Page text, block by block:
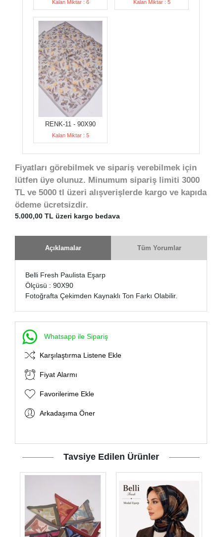
Kalan Miktar : 6 Kalan Miktar : 5
RENK-11 - 90X90
Kalan Miktar : 5
Fiyatları görebilmek ve sipariş verebilmek için
lütfen üye olunuz. Minumum sipariş limiti 3000
TL ve 5000 tl üzeri alışverişlerde kargo ve kapıda
ödeme ücretsizdir.
5.000,00 TL üzeri kargo bedava
Açıklamalar Tüm Yorumlar
Belli Fresh Paulista Eşarp
Ölçüsü : 90X90
Fotoğrafta Çekimden Kaynaklı Ton Farkı Olabilir.
Whatsapp ile Sipariş
Karşılaştırma Listene Ekle
Fiyat Alarmı
Favorilerime Ekle
Arkadaşıma Öner
Tavsiye Edilen Ürünler